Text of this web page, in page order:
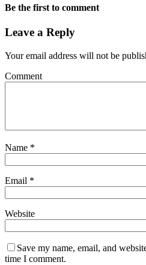
Be the first to comment
Leave a Reply
Your email address will not be
Comment
Name *
Email *
Website
Save my name, email, and
time I comment.